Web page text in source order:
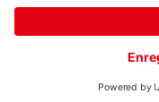
K2 Systems GmbH ·
+49 7159